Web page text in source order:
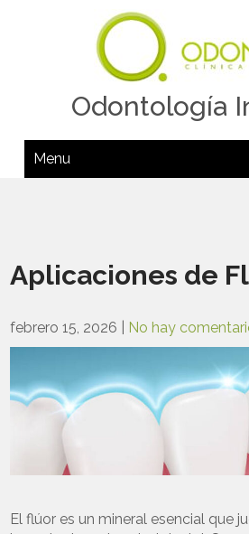
Odontología
Menu
Aplicaciones de
febrero 15, 2026 No hay
El flúor es un mineral esencial que